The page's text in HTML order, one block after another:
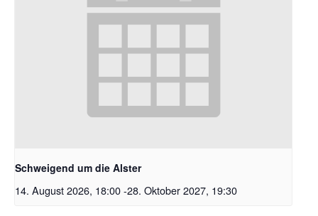
Schweigend um die Alster
14. August 2026, 18:00-28. Oktober 2027, 19:30